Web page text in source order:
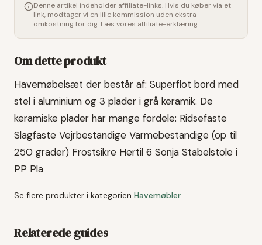
Denne artikel indeholder affiliate-links. Hvis du køber via et
link, modtager vi en lille kommission uden ekstra
omkostning for dig. Læs vores affiliate-erklæring.
Om dette produkt
Havemøbelsæt der består af: Superflot bord med
stel i aluminium og 3 plader i grå keramik. De
keramiske plader har mange fordele: Ridsefaste
Slagfaste Vejrbestandige Varmebestandige (op til
250 grader) Frostsikre Hertil 6 Sonja Stabelstole i
PP Pla
Se flere produkter i kategorien Havemøbler.
Relaterede guides